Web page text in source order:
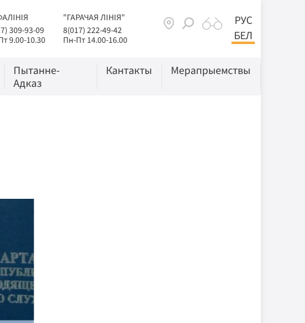
309-93-09
9.00-10.30
"ГАРАЧАЯ ЛІНІЯ"
8(017) 222-49-42
Пн-Пт 14.00-16.00
РУС
БЕЛ
Пытанне-
Адказ
Кантакты Мерапрыемствы